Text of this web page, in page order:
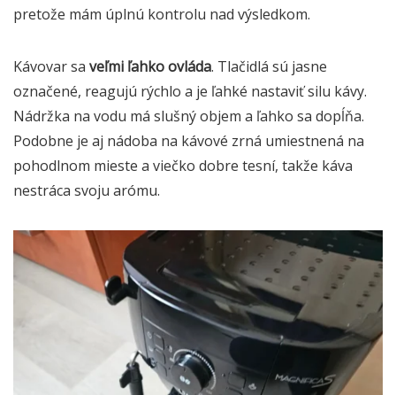
pretože mám úplnú kontrolu nad výsledkom.
Kávovar sa veľmi ľahko ovláda. Tlačidlá sú jasne
označené, reagujú rýchlo a je ľahké nastaviť silu kávy.
Nádržka na vodu má slušný objem a ľahko sa dopĺňa.
Podobne je aj nádoba na kávové zrná umiestnená na
pohodlnom mieste a viečko dobre tesní, takže káva
nestráca svoju arómu.